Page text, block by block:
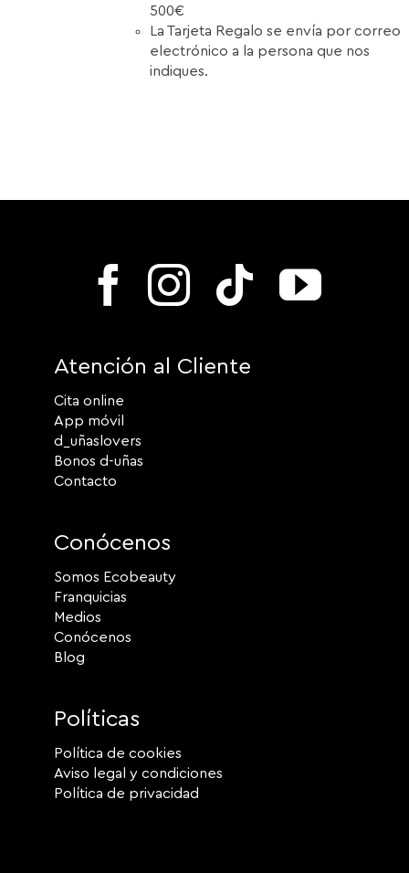
500€
La Tarjeta Regalo se envía por correo
electrónico a la persona que nos
indiques.
Atención al Cliente
Cita online
App móvil
d_uñaslovers
Bonos d-uñas
Contacto
Conócenos
Somos Ecobeauty
Franquicias
Medios
Conócenos
Blog
Políticas
Política de cookies
Aviso legal y condiciones
Política de privacidad